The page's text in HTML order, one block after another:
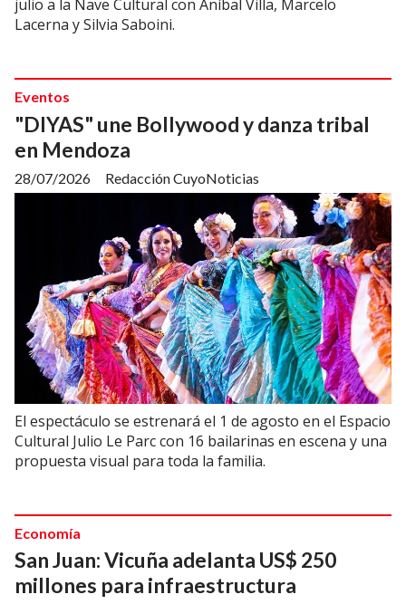
julio a la Nave Cultural con Aníbal Villa, Marcelo
Lacerna y Silvia Saboini.
"DIYAS" une Bollywood y danza tribal
en Mendoza
Redacción CuyoNoticias
Eventos
28/07/2026
El espectáculo se estrenará el 1 de agosto en el Espacio
Cultural Julio Le Parc con 16 bailarinas en escena y una
propuesta visual para toda la familia.
San Juan: Vicuña adelanta US$ 250
millones para infraestructura
Economía